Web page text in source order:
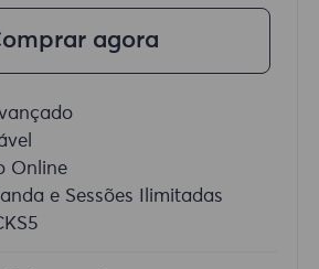
agora
Online
e Sessões Ilimitadas